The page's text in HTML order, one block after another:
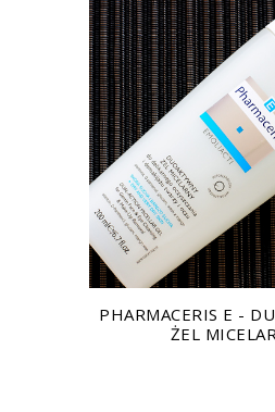
PHARMACERIS E -
ŻEL